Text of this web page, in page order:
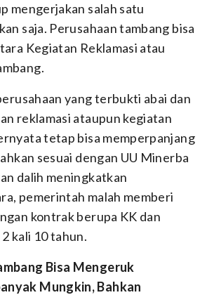
mengerjakan salah satu
saja. Perusahaan tambang bisa
Kegiatan Reklamasi atau
yang terbukti abai dan
reklamasi ataupun kegiatan
tetap bisa memperpanjang
sesuai dengan UU Minerba
dalih meningkatkan
pemerintah malah memberi
kontrak berupa KK dan
kali 10 tahun.
Bisa Mengeruk
Mungkin, Bahkan